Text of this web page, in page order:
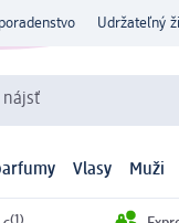
Udržateľný
nájsť
Vlasy Muži
(1)